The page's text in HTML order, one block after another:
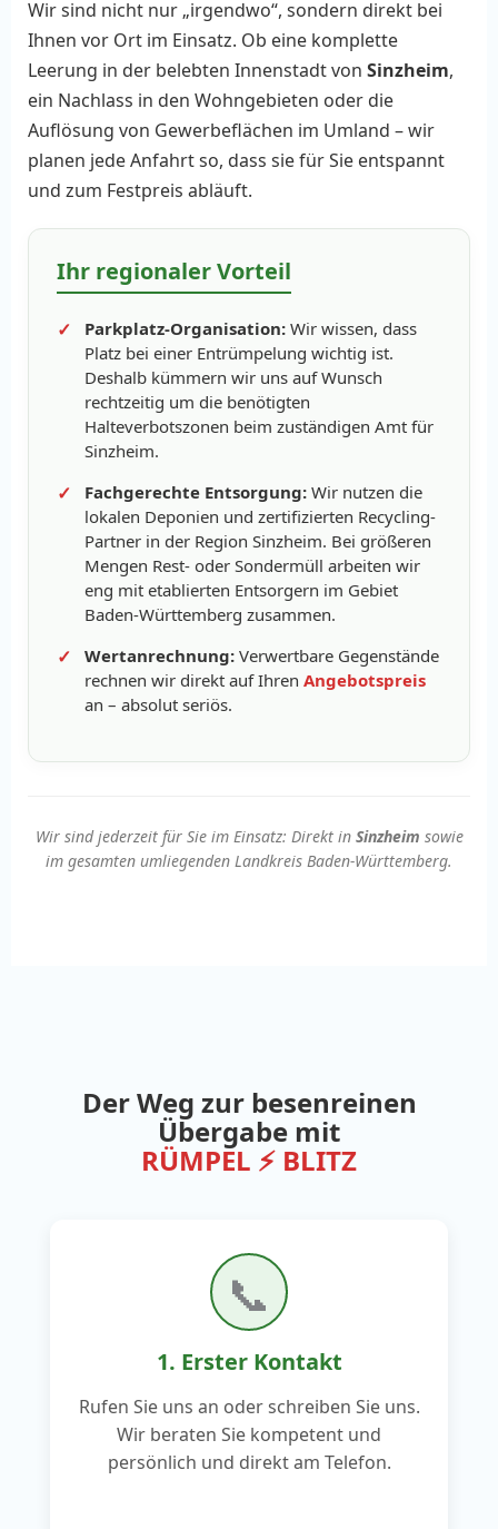
Wir sind nicht nur „irgendwo“, sondern direkt bei
Ihnen vor Ort im Einsatz. Ob eine komplette
Leerung in der belebten Innenstadt von Sinzheim,
ein Nachlass in den Wohngebieten oder die
Auflösung von Gewerbeflächen im Umland – wir
planen jede Anfahrt so, dass sie für Sie entspannt
und zum Festpreis abläuft.
Ihr regionaler Vorteil
Parkplatz-Organisation: Wir wissen, dass
Platz bei einer Entrümpelung wichtig ist.
Deshalb kümmern wir uns auf Wunsch
rechtzeitig um die benötigten
Halteverbotszonen beim zuständigen Amt für
Sinzheim.
Fachgerechte Entsorgung: Wir nutzen die
lokalen Deponien und zertifizierten Recycling-
Partner in der Region Sinzheim. Bei größeren
Mengen Rest- oder Sondermüll arbeiten wir
eng mit etablierten Entsorgern im Gebiet
Baden-Württemberg zusammen.
Wertanrechnung: Verwertbare Gegenstände
rechnen wir direkt auf Ihren Angebotspreis
an – absolut seriös.
Wir sind jederzeit für Sie im Einsatz: Direkt in Sinzheim sowie
im gesamten umliegenden Landkreis Baden-Württemberg.
Der Weg zur besenreinen
Übergabe mit
RÜMPEL ⚡ BLITZ
📞
1. Erster Kontakt
Rufen Sie uns an oder schreiben Sie uns.
Wir beraten Sie kompetent und
persönlich und direkt am Telefon.